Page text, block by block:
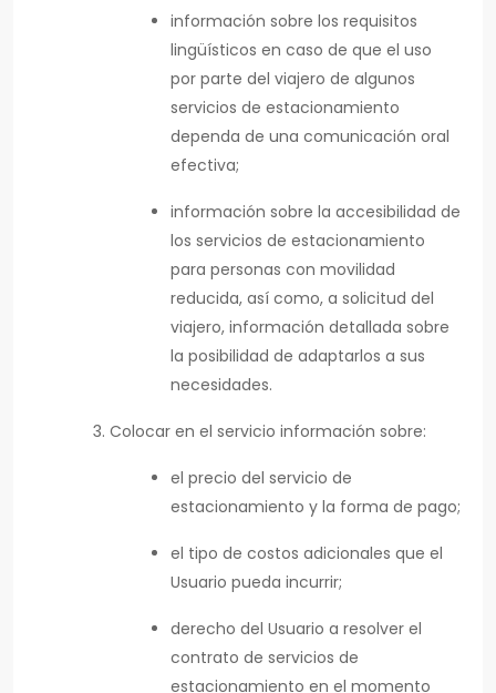
información sobre los requisitos
lingüísticos en caso de que el uso
por parte del viajero de algunos
servicios de estacionamiento
dependa de una comunicación oral
efectiva;
información sobre la accesibilidad de
los servicios de estacionamiento
para personas con movilidad
reducida, así como, a solicitud del
viajero, información detallada sobre
la posibilidad de adaptarlos a sus
necesidades.
Colocar en el servicio información sobre:
el precio del servicio de
estacionamiento y la forma de pago;
el tipo de costos adicionales que el
Usuario pueda incurrir;
derecho del Usuario a resolver el
contrato de servicios de
estacionamiento en el momento